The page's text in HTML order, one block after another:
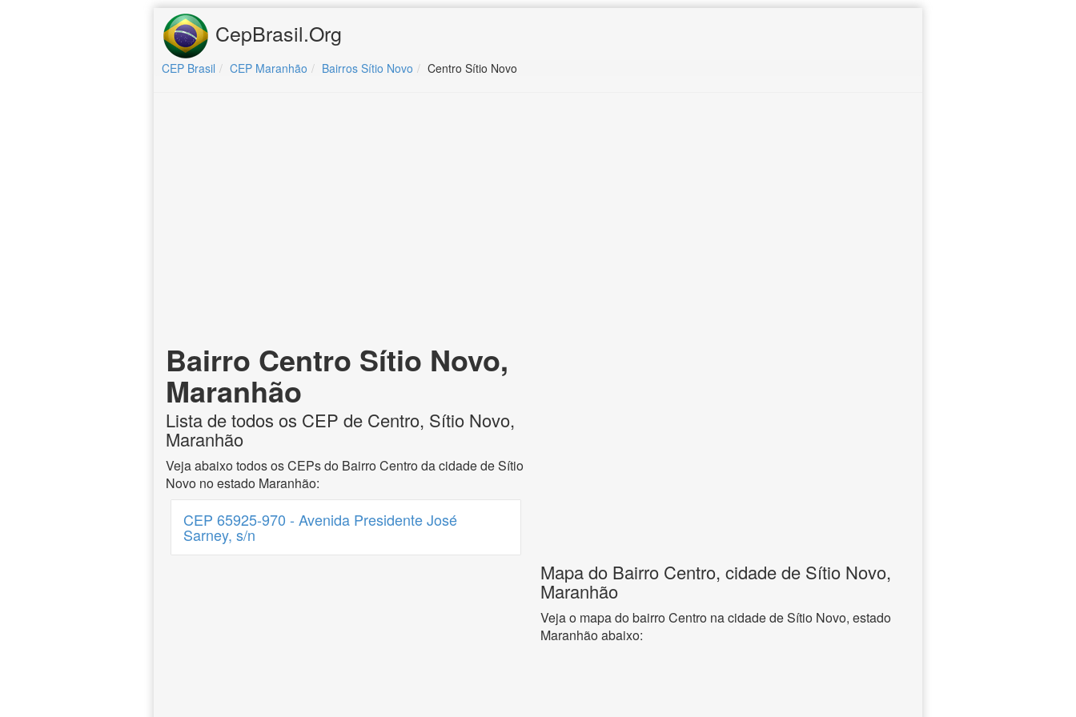
CepBrasil.Org
CEP Brasil CEP Maranhão Bairros Sítio Novo Centro Sítio Novo
Bairro Centro Sítio Novo,
Maranhão
Lista de todos os CEP de Centro, Sítio Novo,
Maranhão
Veja abaixo todos os CEPs do Bairro Centro da cidade de Sítio
Novo no estado Maranhão:
CEP 65925-970 - Avenida Presidente José
Sarney, s/n
Mapa do Bairro Centro, cidade de Sítio Novo,
Maranhão
Veja o mapa do bairro Centro na cidade de Sítio Novo, estado
Maranhão abaixo: